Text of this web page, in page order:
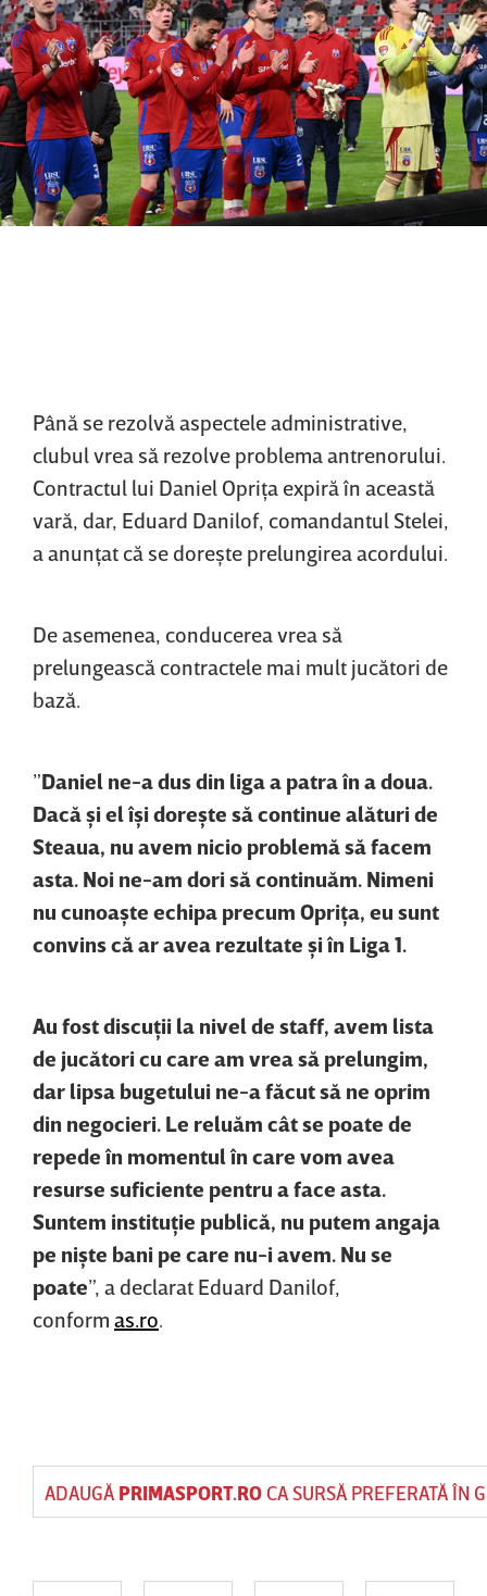
Până se rezolvă aspectele administrative,
clubul vrea să rezolve problema antrenorului.
Contractul lui Daniel Opriţa expiră în această
vară, dar, Eduard Danilof, comandantul Stelei,
a anunţat că se doreşte prelungirea acordului.
De asemenea, conducerea vrea să
prelungească contractele mai mult jucători de
bază.
”Daniel ne-a dus din liga a patra în a doua.
Dacă şi el îşi doreşte să continue alături de
Steaua, nu avem nicio problemă să facem
asta. Noi ne-am dori să continuăm. Nimeni
nu cunoaşte echipa precum Opriţa, eu sunt
convins că ar avea rezultate şi în Liga 1.
Au fost discuţii la nivel de staff, avem lista
de jucători cu care am vrea să prelungim,
dar lipsa bugetului ne-a făcut să ne oprim
din negocieri. Le reluăm cât se poate de
repede în momentul în care vom avea
resurse suficiente pentru a face asta.
Suntem instituţie publică, nu putem angaja
pe nişte bani pe care nu-i avem. Nu se
poate”, a declarat Eduard Danilof,
conform as.ro
ADAUGĂ PRIMASPORT.ROCA SURSĂ PREFERATĂ ÎN